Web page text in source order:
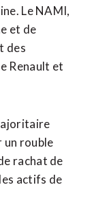
Le NAMI,
et de
des
Renault et
un rouble
rachat de
actifs de